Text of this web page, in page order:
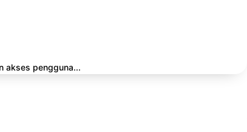
akses pengguna...